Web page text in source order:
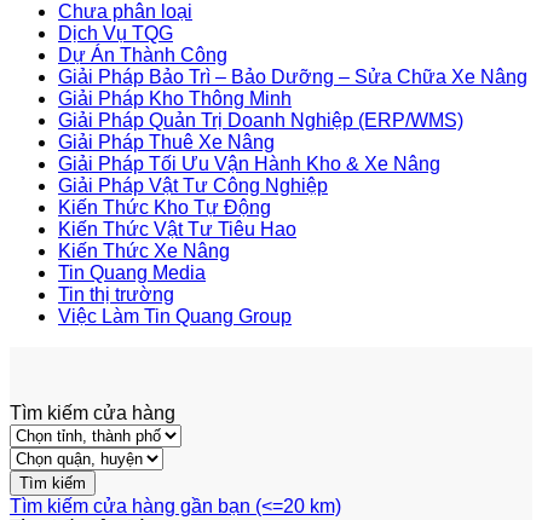
Chưa phân loại
Dịch Vụ TQG
Dự Án Thành Công
Giải Pháp Bảo Trì – Bảo Dưỡng – Sửa Chữa Xe Nâng
Giải Pháp Kho Thông Minh
Giải Pháp Quản Trị Doanh Nghiệp (ERP/WMS)
Giải Pháp Thuê Xe Nâng
Giải Pháp Tối Ưu Vận Hành Kho & Xe Nâng
Giải Pháp Vật Tư Công Nghiệp
Kiến Thức Kho Tự Động
Kiến Thức Vật Tư Tiêu Hao
Kiến Thức Xe Nâng
Tin Quang Media
Tin thị trường
Việc Làm Tin Quang Group
Tìm kiếm cửa hàng
Tìm kiếm cửa hàng gần bạn (<=20 km)